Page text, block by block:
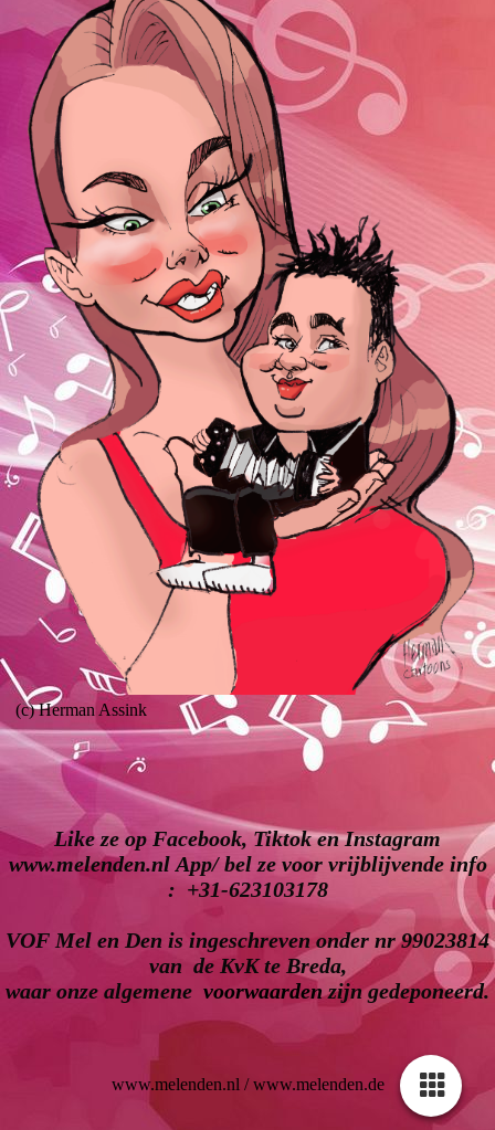
(c) Herman Assink
Like ze op Facebook, Tiktok en Instagram
www.melenden.nl App/ bel ze voor vrijblijvende info
: +31-623103178
VOF Mel en Den is ingeschreven onder nr 99023814
van de KvK te Breda,
waar onze algemene voorwaardenzijn gedeponeerd.
www.melenden.nl / www.melenden.de